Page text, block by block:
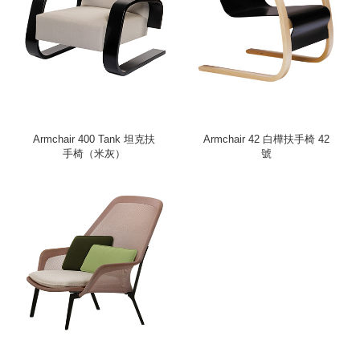
Armchair 400 Tank 坦克扶
手椅（米灰）
Armchair 42 白樺扶手椅 42
號